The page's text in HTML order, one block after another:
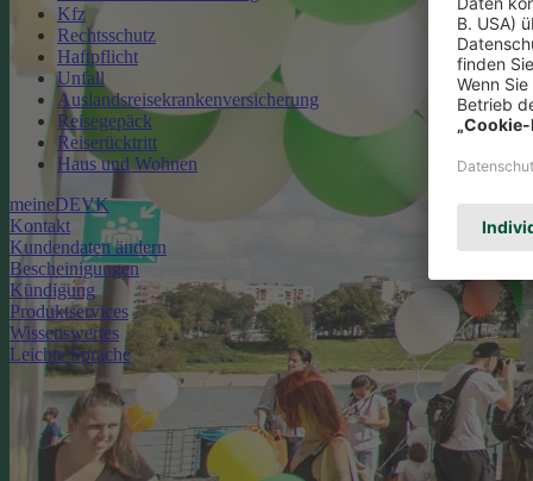
Kfz
Rechtsschutz
Haftpflicht
Unfall
Auslandsreisekrankenversicherung
Reisegepäck
Reiserücktritt
Haus und Wohnen
meineDEVK
Kontakt
Kundendaten ändern
Bescheinigungen
Kündigung
Produktservices
Wissenswertes
Leichte Sprache